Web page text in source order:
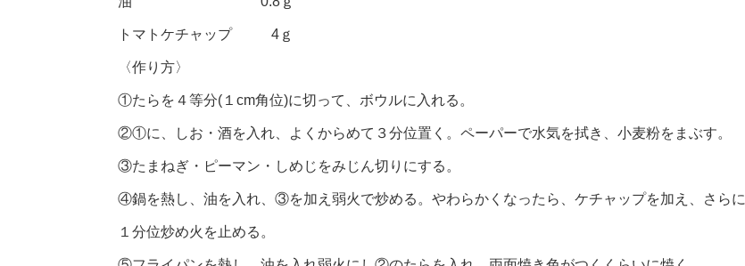
トマトケチャップ 4ｇ
〈作り方〉
①たらを４等分(１cm角位)に切って、ボウルに入れる。
②①に、しお・酒を入れ、よくからめて３分位置く。ペーパーで水気を拭き、小麦粉をまぶす。
③たまねぎ・ピーマン・しめじをみじん切りにする。
④鍋を熱し、油を入れ、③を加え弱火で炒める。やわらかくなったら、ケチャップを加え、さらに
１分位炒め火を止める。